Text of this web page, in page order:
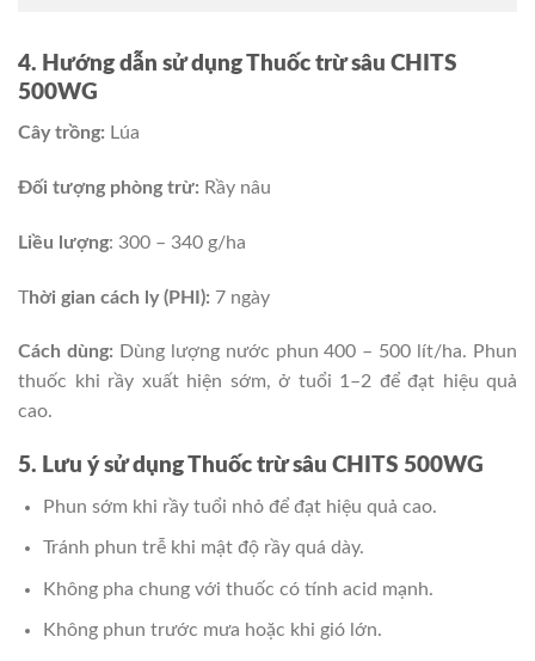
4. Hướng dẫn sử dụng Thuốc trừ sâu CHITS
500WG
Cây trồng: Lúa
Đối tượng phòng trừ: Rầy nâu
Liều lượng: 300 – 340 g/ha
Thời gian cách ly (PHI): 7 ngày
Cách dùng: Dùng lượng nước phun 400 – 500 lít/ha. Phun
thuốc khi rầy xuất hiện sớm, ở tuổi 1–2 để đạt hiệu quả
cao.
5. Lưu ý sử dụng Thuốc trừ sâu CHITS 500WG
Phun sớm khi rầy tuổi nhỏ để đạt hiệu quả cao.
Tránh phun trễ khi mật độ rầy quá dày.
Không pha chung với thuốc có tính acid mạnh.
Không phun trước mưa hoặc khi gió lớn.